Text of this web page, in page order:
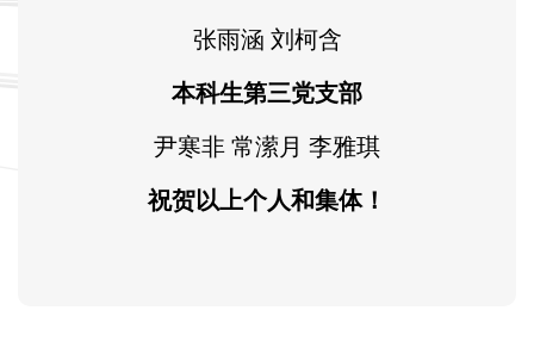
张雨涵 刘柯含
本科生第三党支部
尹寒非 常潆月 李雅琪
祝贺以上个人和集体！